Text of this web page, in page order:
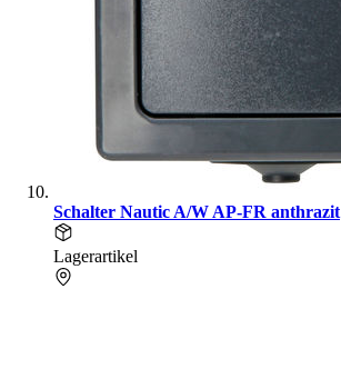
Schalter Nautic A/W AP-FR anthrazit
Lagerartikel